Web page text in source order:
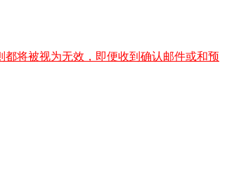
将被视为无效，即便收到确认邮件或和预